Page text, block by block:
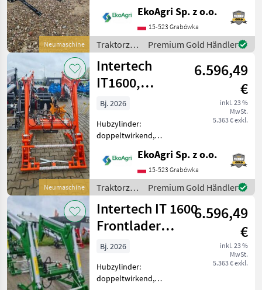
Neumaschine
IT1600 – geeignet für
Massey Ferguson Traktoren
☑️Technische Merkmale:☑️ •
Traktormodell: M
EkoAgri Sp. z o.o.
15-523 Grabówka
Traktorzubehör
/ Intertech
Premium Gold Händler
Neumaschine
Intertech
IT1600,
Frontlader
KUBOTA
6.596,49
€
inkl. 23 %
MwSt.
5.363 € exkl.
Bj. 2026
Hubzylinder:
doppeltwirkend,
Anbaukonsole, 3.
Steuerkreis Frontlader
IT1600 – passend für
KUBOTA-Traktoren,
leistungsstark und vielseitig
einset
EkoAgri Sp. z o.o.
15-523 Grabówka
Traktorzubehör
/ Intertech
Premium Gold Händler
Intertech IT 1600
Frontlader
FENDT
6.596,49
€
inkl. 23 %
MwSt.
5.363 € exkl.
Bj. 2026
Hubzylinder:
doppeltwirkend,